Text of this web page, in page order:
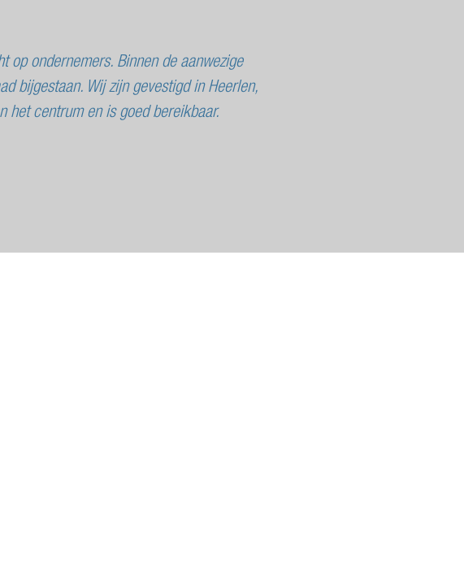
ondernemers. Binnen de aanwezige
bijgestaan. Wij zijn gevestigd in Heerlen,
het centrum en is goed bereikbaar.